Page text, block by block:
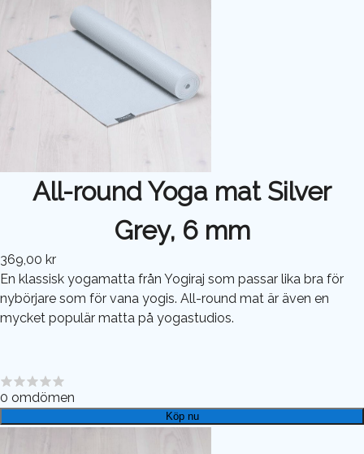
All-round Yoga mat Silver
Grey, 6 mm
369,00 kr
En klassisk yogamatta från Yogiraj som passar lika bra för
nybörjare som för vana yogis. All-round mat är även en
mycket populär matta på yogastudios.
0 omdömen
Köp nu